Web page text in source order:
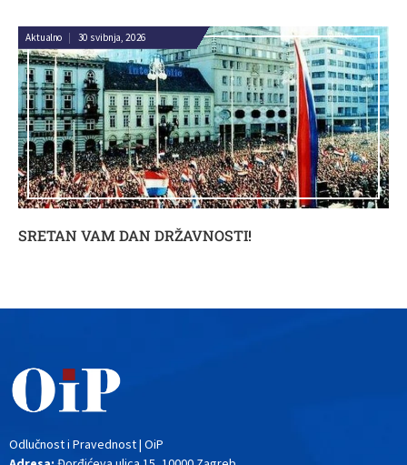
SRETAN VAM DAN DRŽAVNOSTI!
Aktualno | 30 svibnja, 2026
Odlučnost i Pravednost | OiP